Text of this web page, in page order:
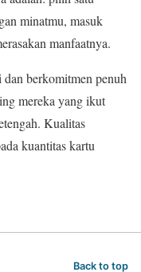
minatmu, masuk
manfaatnya.
berkomitmen penuh
mereka yang ikut
Kualitas
kuantitas kartu
Back to top